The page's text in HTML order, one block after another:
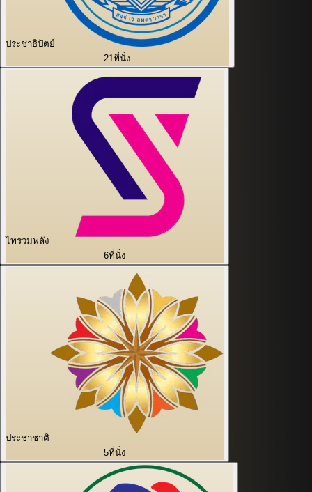
ประชาธิปัตย์
21ที่นั่ง
ไทรวมพลัง
6ที่นั่ง
ประชาชาติ
5ที่นั่ง